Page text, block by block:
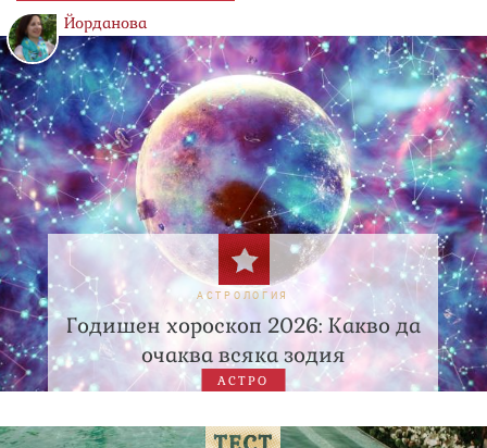
Йорданова
АСТРОЛОГИЯ
Годишен хороскоп 2026: Какво да
очаква всяка зодия
АСТРО